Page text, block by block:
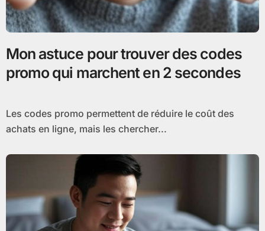
Mon astuce pour trouver des codes
promo qui marchent en 2 secondes
Les codes promo permettent de réduire le coût des
achats en ligne, mais les chercher...